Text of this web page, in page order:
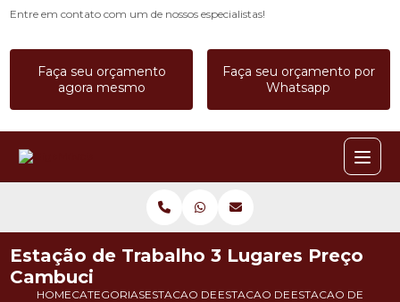
Entre em contato com um de nossos especialistas!
Faça seu orçamento
agora mesmo
Faça seu orçamento por
Whatsapp
HOMECATEGORIASESTACAO DE TRABALHOESTACAO DE TRABALHO COM
ESTACAO DE
Estação de Trabalho 3 Lugares Preço
Cambuci